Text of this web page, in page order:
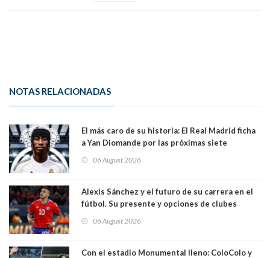
NOTAS RELACIONADAS
El más caro de su historia: El Real Madrid ficha
a Yan Diomande por las próximas siete
06 August 2026
Alexis Sánchez y el futuro de su carrera en el
fútbol. Su presente y opciones de clubes
06 August 2026
Con el estadio Monumental lleno: ColoColo y